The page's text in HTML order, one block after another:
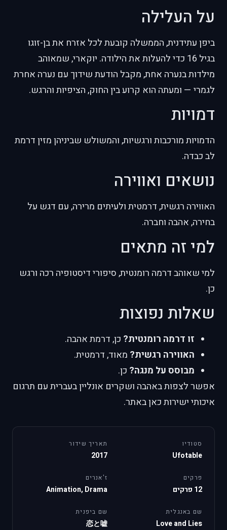
על העלילה
ביפן עתידנית, הממשלה קובעת לכל אזרח את בן-זוגו
בגיל 16 כדי להעלות את הילודה. יוקארי, שמאוהב
מילדות בנערה אחת, מקבל הודעת שידוך עם נערה אחרת
לגמרי — ומעתה הוא קרוע בין החוק, הציפיות והרגש.
דמויות
הדמויות מורכבות ורגשיות, והמשולש שביניהן מזין דרמת
לב כבדה.
נושאים ואווירה
האווירה רגשית, דרמטית ולעיתים מרירה, עם דגש על
בחירה, אהבה וחברה.
למי זה מתאים
למי שאוהב דרמה רומנטית, סיפורי דיסטופיה רכה ורגש
כן.
שאלות נפוצות
זו דרמה רומנטית? כן, דרמת אהבה.
האווירה רגשית? מאוד, דרמטית.
מבוסס על מנגה? כן.
אפשר לצפות באהבה ושקרים אונליין בעברית עם תרגום
איכותי ישירות כאן באתר.
סטודיו
Ufotable
תאריך שידור
2017
פרקים
12 פרקים
ז'אנרים
Animation, Drama
שם באנגלית
Love and Lies
שם ביפנית
恋と嘘